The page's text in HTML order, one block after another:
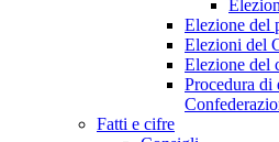
Elezione del
Elezioni del
Elezione del
Procedura di
Fatti e cifre